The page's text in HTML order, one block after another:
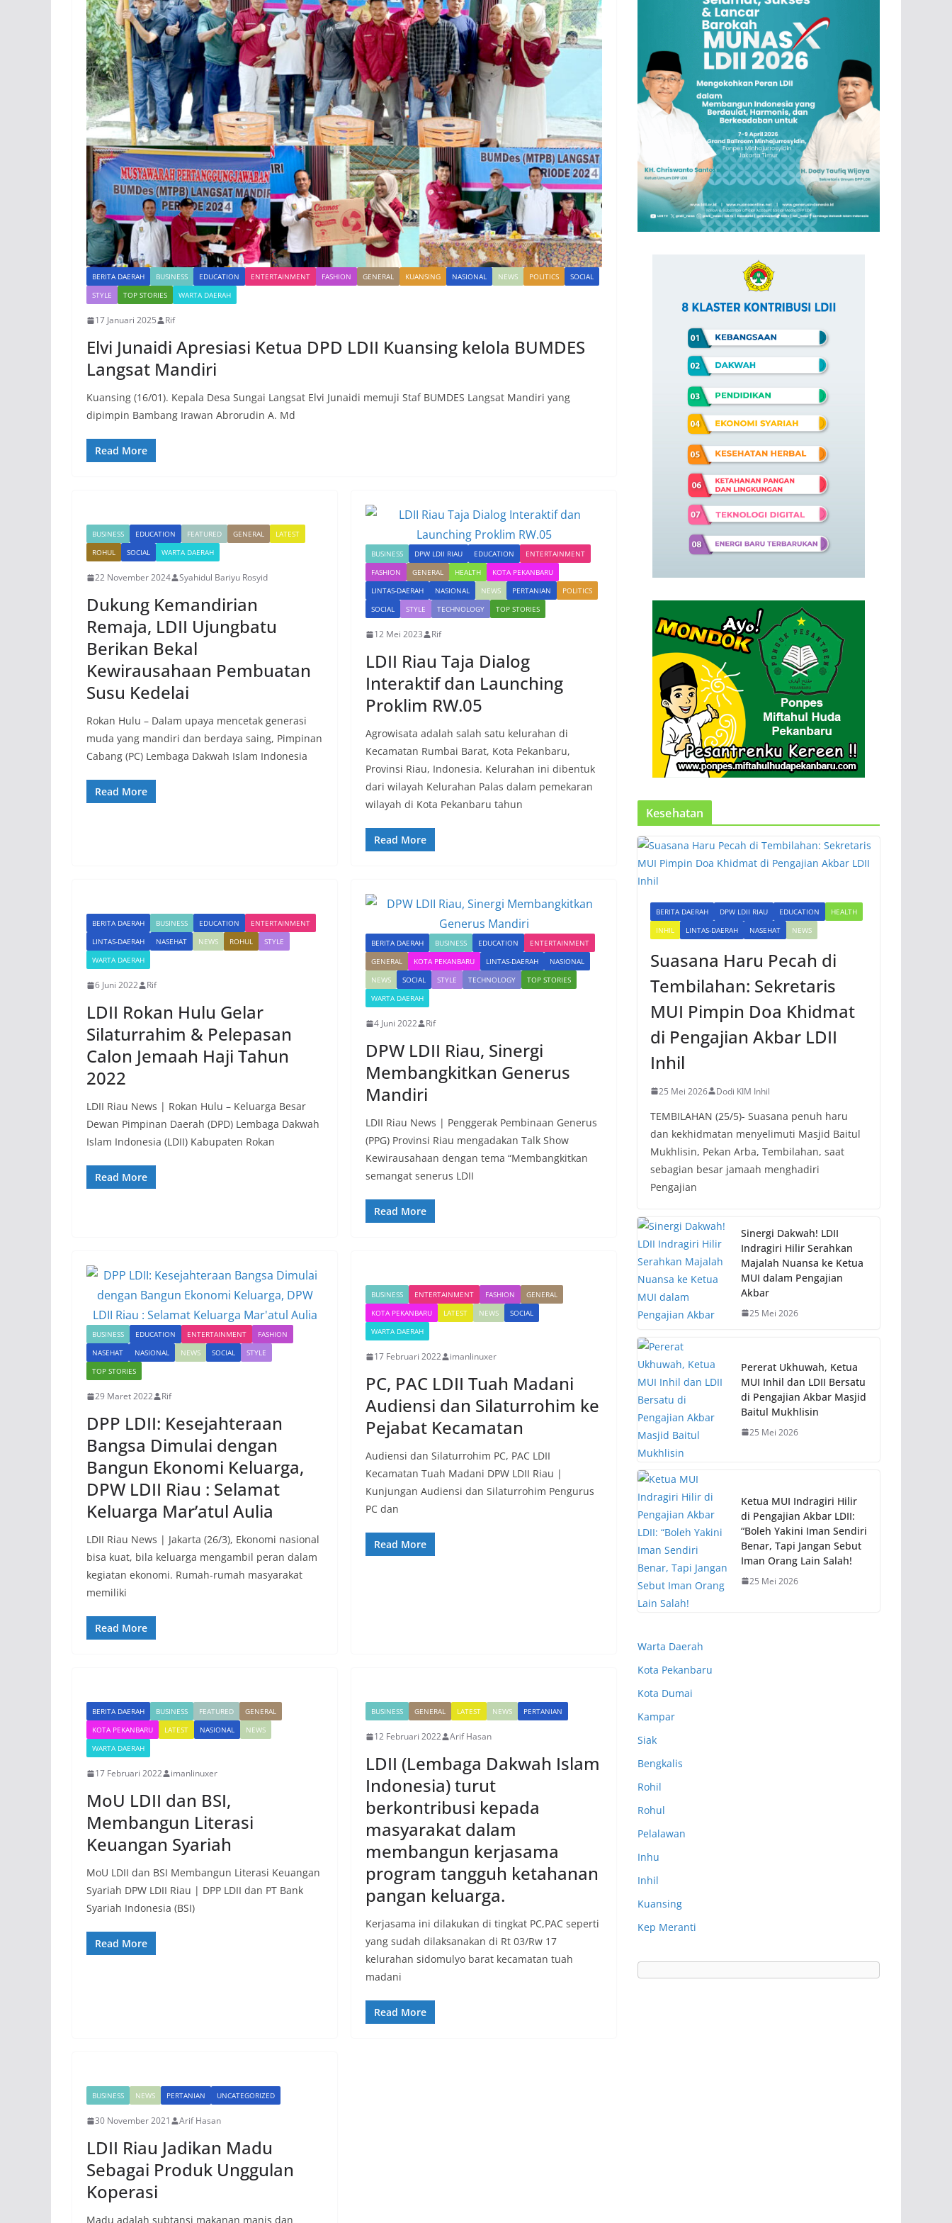
BERITA DAERAH BUSINESS EDUCATION ENTERTAINMENT FASHION GENERAL KUANSING NASIONAL NEWS POLITICS
SOCIAL
STYLE
TOP STORIES WARTA DAERAH
17 Januari 2025 Rif
Elvi Junaidi Apresiasi Ketua DPD LDII Kuansing kelola BUMDES
Langsat Mandiri
Kuansing (16/01). Kepala Desa Sungai Langsat Elvi Junaidi memuji Staf BUMDES Langsat Mandiri yang
dipimpin Bambang Irawan Abrorudin A. Md
Read More
BUSINESS EDUCATION FEATURED GENERAL
LATEST
ROHUL
SOCIAL WARTA DAERAH
22 November 2024 Syahidul Bariyu Rosyid
Dukung Kemandirian
Remaja, LDII Ujungbatu
Berikan Bekal
Kewirausahaan Pembuatan
Susu Kedelai
Rokan Hulu – Dalam upaya mencetak generasi
muda yang mandiri dan berdaya saing, Pimpinan
Cabang (PC) Lembaga Dakwah Islam Indonesia
Read More
BUSINESS DPW LDII RIAU EDUCATION
ENTERTAINMENT
FASHION
GENERAL HEALTH
KOTA PEKANBARU
LINTAS-DAERAH
NASIONAL NEWS PERTANIAN
POLITICS
SOCIAL
STYLE TECHNOLOGY TOP STORIES
12 Mei 2023 Rif
LDII Riau Taja Dialog
Interaktif dan Launching
Proklim RW.05
Agrowisata adalah salah satu kelurahan di
Kecamatan Rumbai Barat, Kota Pekanbaru,
Provinsi Riau, Indonesia. Kelurahan ini dibentuk
dari wilayah Kelurahan Palas dalam pemekaran
wilayah di Kota Pekanbaru tahun
Read More
BERITA DAERAH BUSINESS EDUCATION
ENTERTAINMENT
LINTAS-DAERAH
NASEHAT NEWS ROHUL
STYLE
WARTA DAERAH
6 Juni 2022 Rif
LDII Rokan Hulu Gelar
Silaturrahim & Pelepasan
Calon Jemaah Haji Tahun
2022
LDII Riau News | Rokan Hulu – Keluarga Besar
Dewan Pimpinan Daerah (DPD) Lembaga Dakwah
Islam Indonesia (LDII) Kabupaten Rokan
Read More
BERITA DAERAH BUSINESS EDUCATION
ENTERTAINMENT
GENERAL
KOTA PEKANBARU LINTAS-DAERAH
NASIONAL
NEWS
SOCIAL STYLE TECHNOLOGY
TOP STORIES
WARTA DAERAH
4 Juni 2022 Rif
DPW LDII Riau, Sinergi
Membangkitkan Generus
Mandiri
LDII Riau News | Penggerak Pembinaan Generus
(PPG) Provinsi Riau mengadakan Talk Show
Kewirausahaan dengan tema “Membangkitkan
semangat senerus LDII
Read More
BUSINESS EDUCATION ENTERTAINMENT
FASHION
NASEHAT
NASIONAL NEWS SOCIAL
STYLE
TOP STORIES
29 Maret 2022 Rif
DPP LDII: Kesejahteraan
Bangsa Dimulai dengan
Bangun Ekonomi Keluarga,
DPW LDII Riau : Selamat
Keluarga Mar’atul Aulia
LDII Riau News | Jakarta (26/3), Ekonomi nasional
bisa kuat, bila keluarga mengambil peran dalam
kegiatan ekonomi. Rumah-rumah masyarakat
memiliki
Read More
BUSINESS ENTERTAINMENT FASHION
GENERAL
KOTA PEKANBARU
LATEST NEWS
SOCIAL
WARTA DAERAH
17 Februari 2022 imanlinuxer
PC, PAC LDII Tuah Madani
Audiensi dan Silaturrohim ke
Pejabat Kecamatan
Audiensi dan Silaturrohim PC, PAC LDII
Kecamatan Tuah Madani DPW LDII Riau |
Kunjungan Audiensi dan Silaturrohim Pengurus
PC dan
Read More
BERITA DAERAH BUSINESS FEATURED
GENERAL
KOTA PEKANBARU
LATEST NASIONAL
NEWS
WARTA DAERAH
17 Februari 2022 imanlinuxer
MoU LDII dan BSI,
Membangun Literasi
Keuangan Syariah
MoU LDII dan BSI Membangun Literasi Keuangan
Syariah DPW LDII Riau | DPP LDII dan PT Bank
Syariah Indonesia (BSI)
Read More
BUSINESS GENERAL LATEST NEWS PERTANIAN
12 Februari 2022 Arif Hasan
LDII (Lembaga Dakwah Islam
Indonesia) turut
berkontribusi kepada
masyarakat dalam
membangun kerjasama
program tangguh ketahanan
pangan keluarga.
Kerjasama ini dilakukan di tingkat PC,PAC seperti
yang sudah dilaksanakan di Rt 03/Rw 17
kelurahan sidomulyo barat kecamatan tuah
madani
Read More
BUSINESS NEWS PERTANIAN UNCATEGORIZED
30 November 2021 Arif Hasan
LDII Riau Jadikan Madu
Sebagai Produk Unggulan
Koperasi
Madu adalah subtansi makanan manis dan
Kesehatan
BERITA DAERAH DPW LDII RIAU EDUCATION
HEALTH
INHIL
LINTAS-DAERAH NASEHAT NEWS
Suasana Haru Pecah di
Tembilahan: Sekretaris
MUI Pimpin Doa Khidmat
di Pengajian Akbar LDII
Inhil
25 Mei 2026 Dodi KIM Inhil
TEMBILAHAN (25/5)- Suasana penuh haru
dan kekhidmatan menyelimuti Masjid Baitul
Mukhlisin, Pekan Arba, Tembilahan, saat
sebagian besar jamaah menghadiri
Pengajian
Sinergi Dakwah! LDII
Indragiri Hilir Serahkan
Majalah Nuansa ke Ketua
MUI dalam Pengajian
Akbar
25 Mei 2026
Pererat Ukhuwah, Ketua
MUI Inhil dan LDII Bersatu
di Pengajian Akbar Masjid
Baitul Mukhlisin
25 Mei 2026
Ketua MUI Indragiri Hilir
di Pengajian Akbar LDII:
“Boleh Yakini Iman Sendiri
Benar, Tapi Jangan Sebut
Iman Orang Lain Salah!
25 Mei 2026
Warta Daerah
Kota Pekanbaru
Kota Dumai
Kampar
Siak
Bengkalis
Rohil
Rohul
Pelalawan
Inhu
Inhil
Kuansing
Kep Meranti